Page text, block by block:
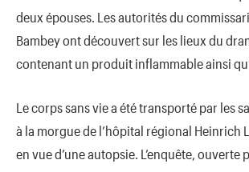
deux épouses. Les autorités du
Bambey ont découvert sur les lieux du
contenant un produit inflammable ainsi
Le corps sans vie a été transporté par les
à la morgue de l’hôpital régional Heinrich
en vue d’une autopsie. L’enquête, ouverte